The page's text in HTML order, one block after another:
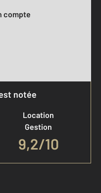
compte
notée
Location
Gestion
9,2/10